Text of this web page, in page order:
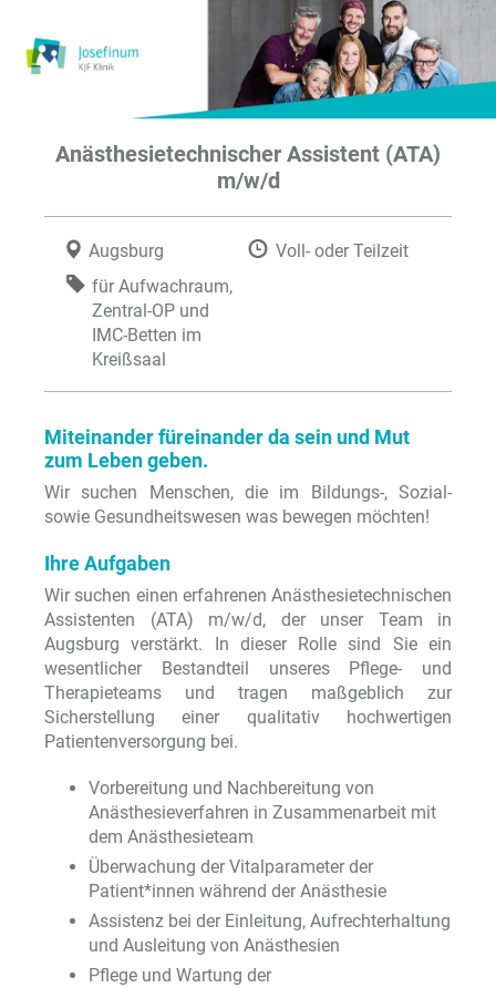
Anästhesietechnischer Assistent (ATA)
m/w/d
Augsburg
Voll- oder Teilzeit
für Aufwachraum,
Zentral-OP und
IMC-Betten im
Kreißsaal
Miteinander füreinander da sein und Mut
zum Leben geben.
Wir suchen Menschen, die im Bildungs-, Sozial-
sowie Gesundheitswesen was bewegen möchten!
Ihre Aufgaben
Wir suchen einen erfahrenen Anästhesietechnischen
Assistenten (ATA) m/w/d, der unser Team in
Augsburg verstärkt. In dieser Rolle sind Sie ein
wesentlicher Bestandteil unseres Pflege- und
Therapieteams und tragen maßgeblich zur
Sicherstellung einer qualitativ hochwertigen
Patientenversorgung bei.
Vorbereitung und Nachbereitung von
Anästhesieverfahren in Zusammenarbeit mit
dem Anästhesieteam
Überwachung der Vitalparameter der
Patient*innen während der Anästhesie
Assistenz bei der Einleitung, Aufrechterhaltung
und Ausleitung von Anästhesien
Pflege und Wartung der